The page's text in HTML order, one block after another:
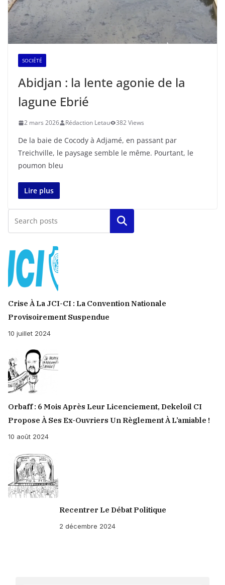
SOCIÉTÉ
Abidjan : la lente agonie de la
lagune Ebrié
2 mars 2026 Rédaction Letau 382 Views
De la baie de Cocody à Adjamé, en passant par
Treichville, le paysage semble le même. Pourtant, le
poumon bleu
Lire plus
Rechercher
Crise À La JCI-CI : La Convention Nationale
Provisoirement Suspendue
10 juillet 2024
Orbaff : 6 Mois Après Leur Licenciement, Dekeloil CI
Propose À Ses Ex-Ouvriers Un Règlement À L’amiable !
10 août 2024
Recentrer Le Débat Politique
2 décembre 2024